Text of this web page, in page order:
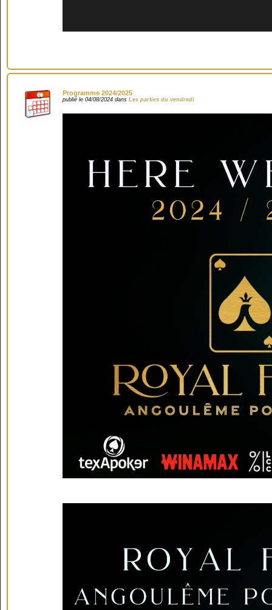
Programme 2024/2025
publié le 04/08/2024 dans Les parties du vendredi